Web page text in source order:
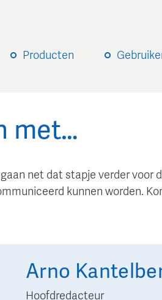
Producten
met…
net dat stapje verder
kunnen worden.
Arno
Hoofdredacteur